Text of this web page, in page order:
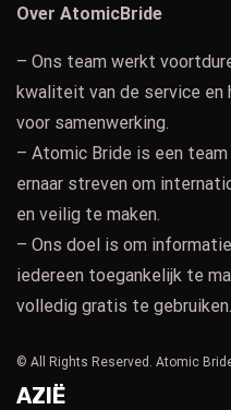
Over AtomicBride
– Ons team werkt
kwaliteit van de service en
voor samenwerking.
– Atomic Bride is een
ernaar streven om
en veilig te maken.
– Ons doel is om
iedereen toegankelijk te
volledig gratis te gebruiken.
© All Rights Reserved. Atomic
AZIË